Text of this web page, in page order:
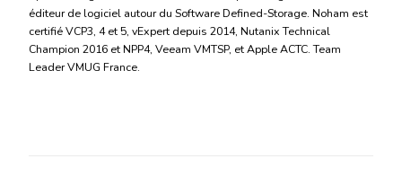
éditeur de logiciel autour du Software Defined-Storage. Noham est
certifié VCP3, 4 et 5, vExpert depuis 2014, Nutanix Technical
Champion 2016 et NPP4, Veeam VMTSP, et Apple ACTC. Team
Leader VMUG France.